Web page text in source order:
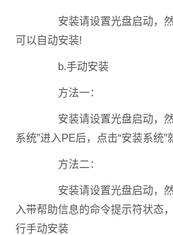
安装请设置光盘启动，然
可以自动安装!
b.手动安装
方法一：
安装请设置光盘启动，然
系统”进入PE后，点击“安装系统”
方法二：
安装请设置光盘启动，然
入带帮助信息的命令提示符状态
行手动安装